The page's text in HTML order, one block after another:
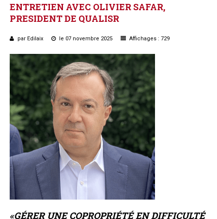
ENTRETIEN AVEC OLIVIER SAFAR,
PRESIDENTDE QUALISR
par Edilaix le 07 novembre 2025 Affichages : 729
«GÉRER UNE COPROPRIÉTÉ EN DIFFICULTÉ